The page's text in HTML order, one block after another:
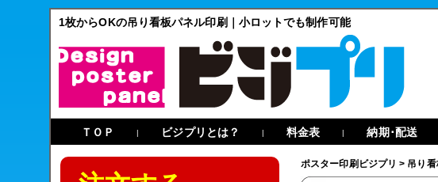
1枚からOKの吊り看板パネル印刷｜小ロットでも制作可能
ＴＯＰ | ビジプリとは？ | 料金表 | 納期･配送
ポスター印刷ビジプリ > 吊り